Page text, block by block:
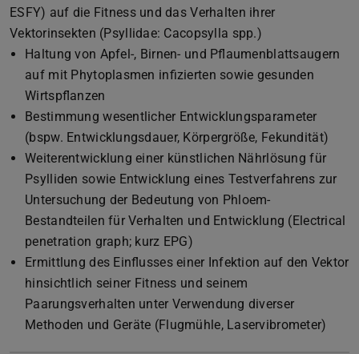
ESFY) auf die Fitness und das Verhalten ihrer
Vektorinsekten (Psyllidae: Cacopsylla spp.)
Haltung von Apfel-, Birnen- und Pflaumenblattsaugern
auf mit Phytoplasmen infizierten sowie gesunden
Wirtspflanzen
Bestimmung wesentlicher Entwicklungsparameter
(bspw. Entwicklungsdauer, Körpergröße, Fekundität)
Weiterentwicklung einer künstlichen Nährlösung für
Psylliden sowie Entwicklung eines Testverfahrens zur
Untersuchung der Bedeutung von Phloem-
Bestandteilen für Verhalten und Entwicklung (Electrical
penetration graph; kurz EPG)
Ermittlung des Einflusses einer Infektion auf den Vektor
hinsichtlich seiner Fitness und seinem
Paarungsverhalten unter Verwendung diverser
Methoden und Geräte (Flugmühle, Laservibrometer)